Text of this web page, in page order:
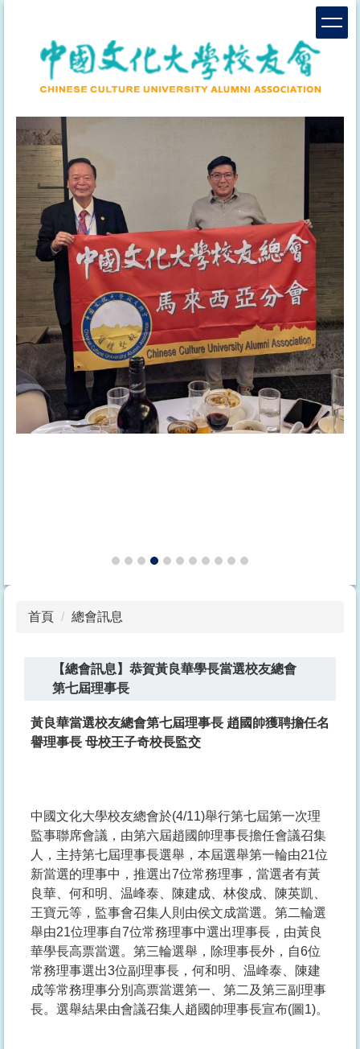
首頁 總會訊息
【總會訊息】恭賀黃良華學長當選校友總會
第七屆理事長
黃良華當選校友總會第七屆理事長 趙國帥獲聘擔任名
譽理事長 母校王子奇校長監交
中國文化大學校友總會於(4/11)舉行第七屆第一次理
監事聯席會議，由第六屆趙國帥理事長擔任會議召集
人，主持第七屆理事長選舉，本屆選舉第一輪由21位
新當選的理事中，推選出7位常務理事，當選者有黃
良華、何和明、温峰泰、陳建成、林俊成、陳英凱、
王寶元等，監事會召集人則由侯文成當選。第二輪選
舉由21位理事自7位常務理事中選出理事長，由黃良
華學長高票當選。第三輪選舉，除理事長外，自6位
常務理事選出3位副理事長，何和明、温峰泰、陳建
成等常務理事分別高票當選第一、第二及第三副理事
長。選舉結果由會議召集人趙國帥理事長宣布(圖1)。